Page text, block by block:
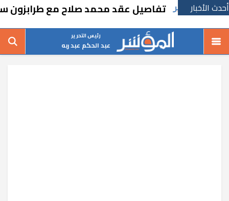
أحدث الأخبارتفاصيل عقد محمد صلاح مع طرابزون سبور
رئيس التحرير
عبد الحكم عبد ربه